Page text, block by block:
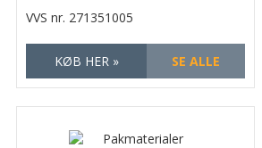
VVS nr. 271351005
KØB HER » SE ALLE